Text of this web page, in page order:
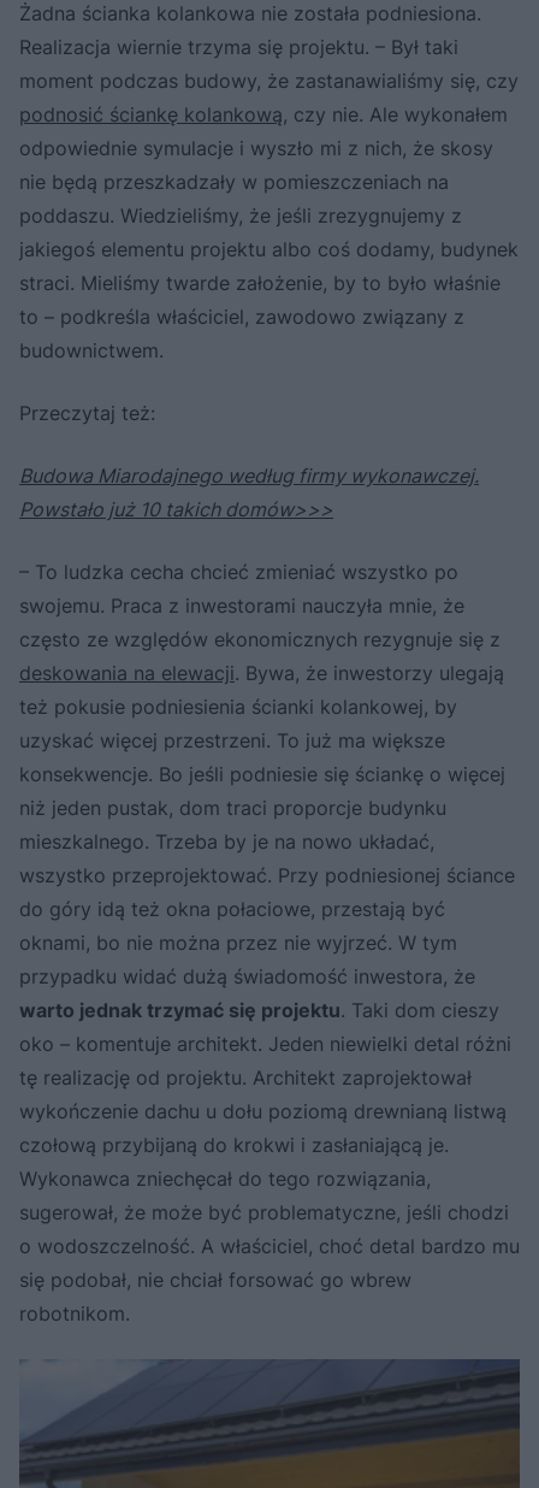
Żadna ścianka kolankowa nie została podniesiona.
Realizacja wiernie trzyma się projektu. – Był taki
moment podczas budowy, że zastanawialiśmy się, czy
podnosić ściankę kolankową, czy nie. Ale wykonałem
odpowiednie symulacje i wyszło mi z nich, że skosy
nie będą przeszkadzały w pomieszczeniach na
poddaszu. Wiedzieliśmy, że jeśli zrezygnujemy z
jakiegoś elementu projektu albo coś dodamy, budynek
straci. Mieliśmy twarde założenie, by to było właśnie
to – podkreśla właściciel, zawodowo związany z
budownictwem.
Przeczytaj też:
Budowa Miarodajnego według firmy wykonawczej.
Powstało już 10 takich domów>>>
– To ludzka cecha chcieć zmieniać wszystko po
swojemu. Praca z inwestorami nauczyła mnie, że
często ze względów ekonomicznych rezygnuje się z
deskowania na elewacji. Bywa, że inwestorzy ulegają
też pokusie podniesienia ścianki kolankowej, by
uzyskać więcej przestrzeni. To już ma większe
konsekwencje. Bo jeśli podniesie się ściankę o więcej
niż jeden pustak, dom traci proporcje budynku
mieszkalnego. Trzeba by je na nowo układać,
wszystko przeprojektować. Przy podniesionej ściance
do góry idą też okna połaciowe, przestają być
oknami, bo nie można przez nie wyjrzeć. W tym
przypadku widać dużą świadomość inwestora, że
warto jednak trzymać się projektu. Taki dom cieszy
oko – komentuje architekt. Jeden niewielki detal różni
tę realizację od projektu. Architekt zaprojektował
wykończenie dachu u dołu poziomą drewnianą listwą
czołową przybijaną do krokwi i zasłaniającą je.
Wykonawca zniechęcał do tego rozwiązania,
sugerował, że może być problematyczne, jeśli chodzi
o wodoszczelność. A właściciel, choć detal bardzo mu
się podobał, nie chciał forsować go wbrew
robotnikom.